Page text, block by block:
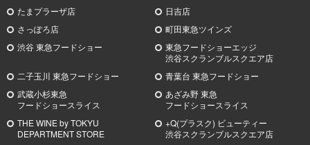
たまプラーザ店
日吉店
さっぽろ店
町田東急ツインズ
渋谷 東急フードショー
東急フードショーエッジ
渋谷スクランブルスクエア店
二子玉川 東急フードショー
青葉台 東急フードショー
武蔵小杉東急
フードショースライス
あざみ野東急
フードショースライス
THE WINE by TOKYU
DEPARTMENT STORE
+Q(プラスク) ビューティー
渋谷スクランブルスクエア店